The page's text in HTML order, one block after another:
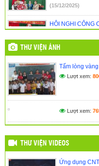
(15/12/2025)
HỘI NGHỊ CÔNG
ĐỘNG NĂM HỌC
(01/11/2025)
TIỂU HỌC KPĂ
(14/09/2025)
NGÀY HỘI ĐỌC
(27/05/2025)
THƯ VIỆN ẢNH
Tấm lòng vàng
Lượt xem:
Lượt xem:
THƯ VIỆN VIDEOS
Ứng dụng